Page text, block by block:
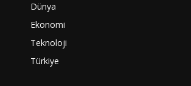
Dünya
Ekonomi
Teknoloji
Türkiye